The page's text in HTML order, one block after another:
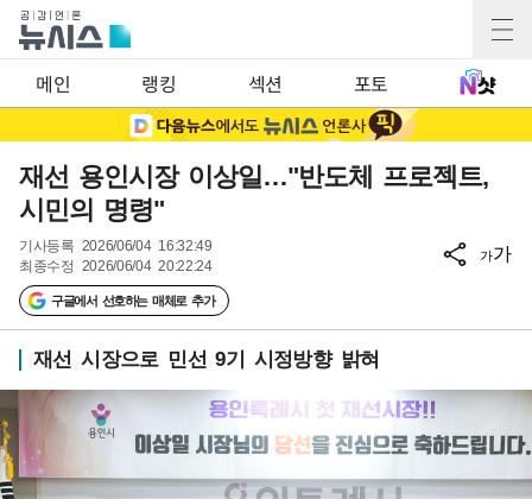
메인 랭킹 섹션 포토
재선 용인시장 이상일…"반도체 프로젝트,
시민의 명령"
기사등록 2026/06/04 16:32:49
최종수정 2026/06/04 20:22:24
구글에서 선호하는 매체로 추가
가가
재선 시장으로 민선 9기 시정방향 밝혀